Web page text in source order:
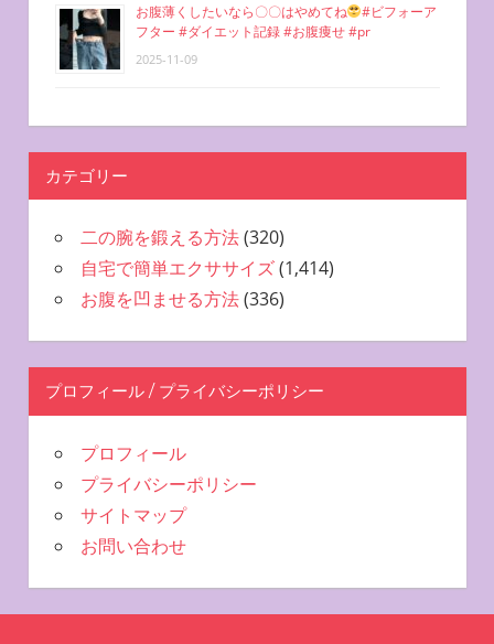
お腹薄くしたいなら〇〇はやめてね
#ビフォーア
フター #ダイエット記録 #お腹痩せ #pr
2025-11-09
カテゴリー
二の腕を鍛える方法(320)
自宅で簡単エクササイズ(1,414)
お腹を凹ませる方法(336)
プロフィール / プライバシーポリシー
プロフィール
プライバシーポリシー
サイトマップ
お問い合わせ